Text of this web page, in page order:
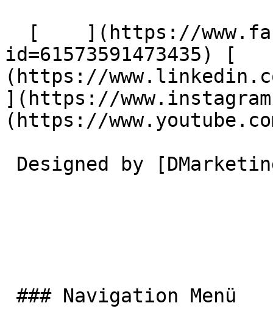
id=61573591473435) [
(https://
](https://
(https://